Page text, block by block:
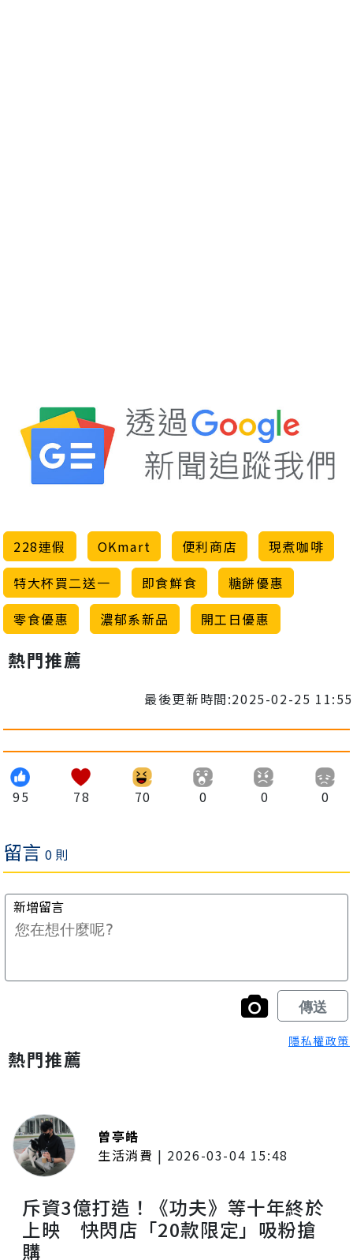
228連假 OKmart 便利商店
現煮咖啡
特大杯買二送一
即食鮮食
糖餅優惠
零食優惠
濃郁系新品 開工日優惠
熱門推薦
最後更新時間:2025-02-25 11:55
95 78 70 0 0 0
隱私權政策
熱門推薦
曾亭皓
生活消費 | 2026-03-04 15:48
斥資3億打造！《功夫》等十年終於
上映 快閃店「20款限定」吸粉搶
購